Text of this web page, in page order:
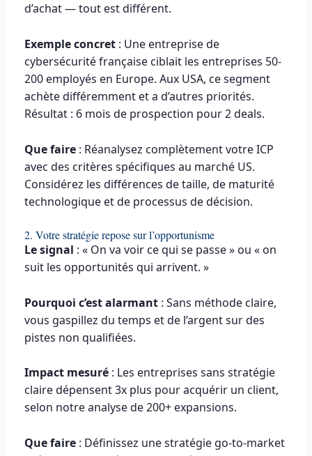
d’achat — tout est différent.
Exemple concret: Une entreprise de
cybersécurité française ciblait les entreprises 50-
200 employés en Europe. Aux USA, ce segment
achète différemment et a d’autres priorités.
Résultat : 6 mois de prospection pour 2 deals.
Que faire: Réanalysez complètement votre ICP
avec des critères spécifiques au marché US.
Considérez les différences de taille, de maturité
technologique et de processus de décision.
2. Votre stratégie repose sur l’opportunisme
Le signal : « On va voir ce qui se passe » ou « on
suit les opportunités qui arrivent. »
Pourquoi c’est alarmant : Sans méthode claire,
vous gaspillez du temps et de l’argent sur des
pistes non qualifiées.
Impact mesuré: Les entreprises sans stratégie
claire dépensent 3x plus pour acquérir un client,
selon notre analyse de 200+ expansions.
Que faire: Définissez une stratégie go-to-market